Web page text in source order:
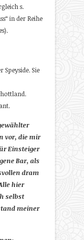
s.
in der Reihe
Sie
vor, die mir
Einsteiger
Bar, als
dram
hier
selbst
meiner